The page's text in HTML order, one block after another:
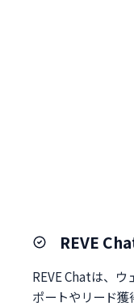
REVE
REVE Chatは、
ポートやリード